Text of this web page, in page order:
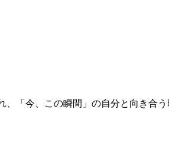
「今、この瞬間」の自分と向き合う